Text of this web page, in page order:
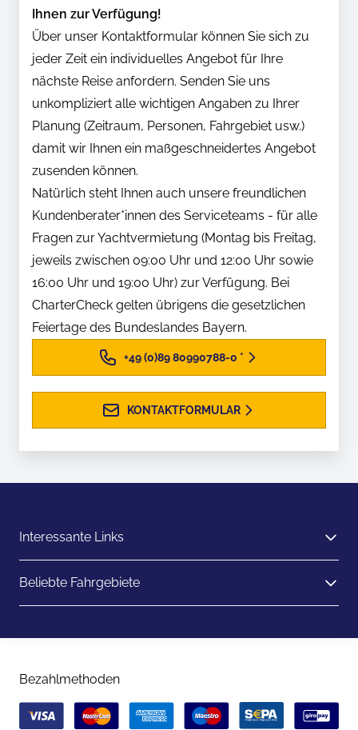
Ihnen zur Verfügung!
Über unser Kontaktformular können Sie sich zu
jeder Zeit ein individuelles Angebot für Ihre
nächste Reise anfordern. Senden Sie uns
unkompliziert alle wichtigen Angaben zu Ihrer
Planung (Zeitraum, Personen, Fahrgebiet usw.)
damit wir Ihnen ein maßgeschneidertes Angebot
zusenden können.
Natürlich steht Ihnen auch unsere freundlichen
Kundenberater*innen des Serviceteams - für alle
Fragen zur Yachtvermietung (Montag bis Freitag,
jeweils zwischen 09:00 Uhr und 12:00 Uhr sowie
16:00 Uhr und 19:00 Uhr) zur Verfügung. Bei
CharterCheck gelten übrigens die gesetzlichen
Feiertage des Bundeslandes Bayern.
+49 (0)89 80990788-0 *
KONTAKTFORMULAR
Interessante Links
Beliebte Fahrgebiete
Bezahlmethoden